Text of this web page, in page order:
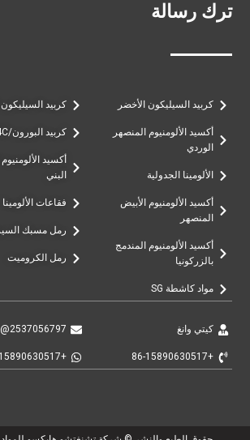
ترك رسالة
كربيد السيليكون الأخضر
أكسيد الألومنيوم المنصهر
الوردي
الألومينا الجدولية
أكسيد الألومنيوم الأبيض
المنصهر
أكسيد الألومنيوم المندمج
بالزركونيا
مواد كاشطة SG
كربيد
كربيد البورون/B4C
أكسيد
البني
فقاعات الألومينا
رمل مسبك
رمل الكروميت
كيتي وانغ
+86-15890630517
2537056797@qq.com
+86-15890630517